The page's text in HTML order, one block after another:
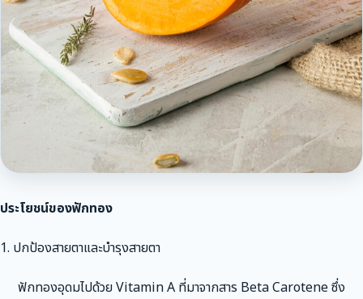
ประโยชน์ของฟักทอง
1. ปกป้องสายตาและบำรุงสายตา
ฟักทองอุดมไปด้วย Vitamin A ที่มาจากสาร Beta Carotene ซึ่ง